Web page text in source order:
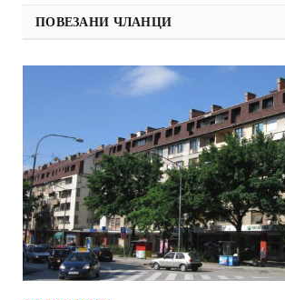
ПОВЕЗАНИ ЧЛАНЦИ